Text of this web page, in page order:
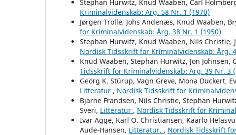
Stephan Hurwitz, Knud Waaben, Carl
Kriminalvidenskab: Årg. 58 Nr. 1 (1970)
Jørgen Trolle, Johs Andenæs, Knud Waaben,
for Kriminalvidenskab: Årg. 38 Nr. 1 (1950)
Stephan Hurwitz, Knud Waaben, Nils Christie,
Nordisk Tidsskrift for Kriminalvidenskab: Årg.
Knud Waaben, Stephan Hurwitz, Jon Johnsen,
Tidsskrift for Kriminalvidenskab: Årg. 39 Nr. 3
Georg K. Stürup, Vagn Greve, Mona Duckert,
Litteratur , Nordisk Tidsskrift for
Bjarne Frandsen, Nils Christie, Stephan
Sveri, Litteratur , Nordisk Tidsskrift for
Ivar Agge, Karl O. Christiansen, Kaarlo
Aude-Hansen, Litteratur. , Nordisk Tidsskrift